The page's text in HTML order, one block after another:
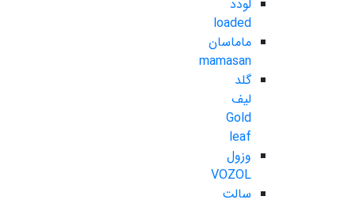
لودد
loaded
ماماسان
mamasan
گلد
لیف
Gold
leaf
وزول
VOZOL
سالت